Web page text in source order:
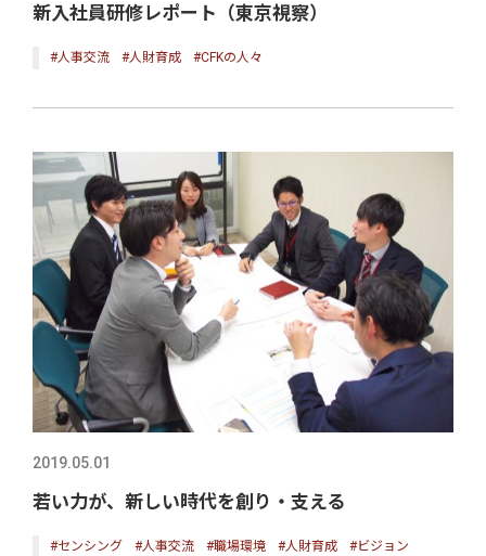
新入社員研修レポート（東京視察）
#人事交流 #人財育成 #CFKの人々
2019.05.01
若い力が、新しい時代を創り・支える
#センシング #人事交流 #職場環境 #人財育成
#ビジョン